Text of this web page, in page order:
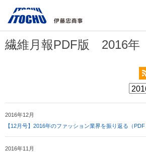
繊維月報PDF版 2016年
2016年12月
【12月号】2016年のファッション業界を振り返る（PDF
2016年11月